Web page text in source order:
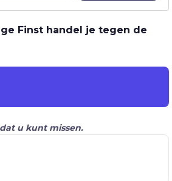
Finst handel je tegen de
u kunt missen.